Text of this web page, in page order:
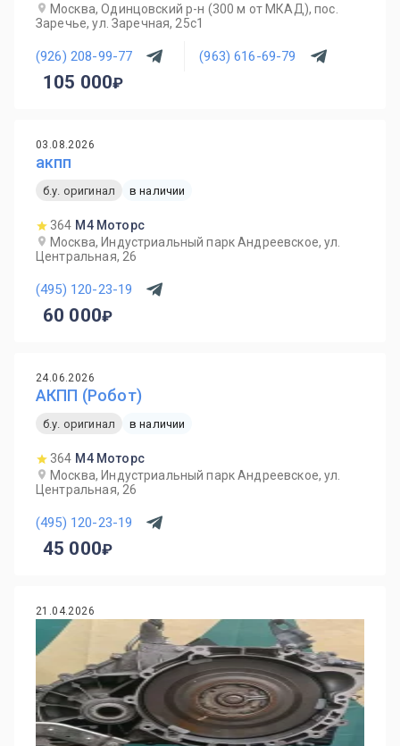
Москва, Одинцовский р-н (300 м от МКАД), пос.
Заречье, ул. Заречная, 25с1
(926) 208-99-77 (963) 616-69-79
105 000
03.08.2026
акпп
б.у. оригинал в наличии
364 М4 Моторс
Москва, Индустриальный парк Андреевское, ул.
Центральная, 26
(495) 120-23-19
60 000
24.06.2026
АКПП (Робот)
б.у. оригинал в наличии
364 М4 Моторс
Москва, Индустриальный парк Андреевское, ул.
Центральная, 26
(495) 120-23-19
45 000
21.04.2026